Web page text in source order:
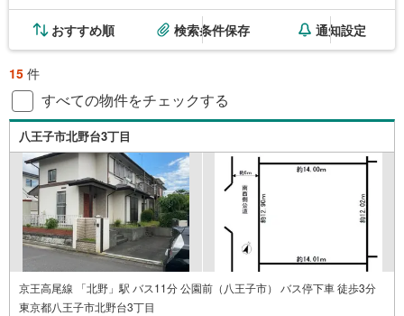
おすすめ順 検索条件保存 通知設定
15 件
すべての物件をチェックする
八王子市北野台3丁目
京王高尾線 「北野」駅 バス11分 公園前（八王子市） バス停下車 徒歩3分
東京都八王子市北野台3丁目